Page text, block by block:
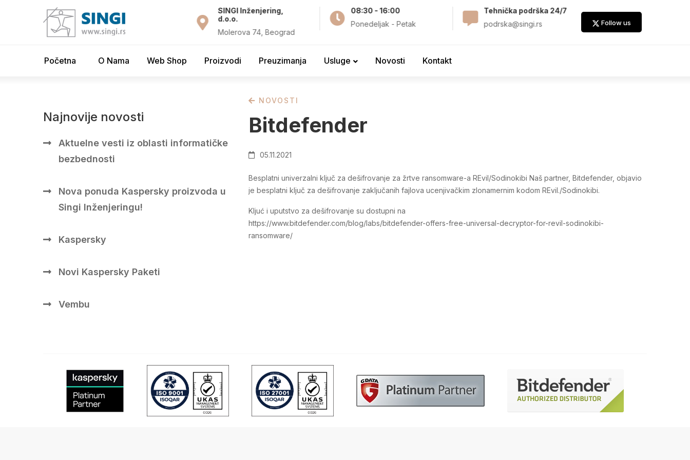
Služba prodaje
prodaja@singi.rs
SINGI Inženjering,
d.o.o.
Molerova 74, Beograd
08:30 - 16:00
Ponedeljak - Petak
Tehnička podrška 24/7
podrska@singi.rs
Služba prodaje
prodaja@singi.rs
Follow us
Početna O Nama Web Shop Proizvodi Preuzimanja Usluge Novosti Kontakt
Najnovije novosti
Aktuelne vesti iz oblasti informatičke
bezbednosti
Nova ponuda Kaspersky proizvoda u
Singi Inženjeringu!
Kaspersky
Novi Kaspersky Paketi
Vembu
NOVOSTI
Bitdefender
05.11.2021
Besplatni univerzalni ključ za dešifrovanje za žrtve ransomware-a REvil/Sodinokibi Naš partner, Bitdefender, objavio
je besplatni ključ za dešifrovanje zaključanih fajlova ucenjivačkim zlonamernim kodom REvil./Sodinokibi.
Kljuć i uputstvo za dešifrovanje su dostupni na
https://www.bitdefender.com/blog/labs/bitdefender-offers-free-universal-decryptor-for-revil-sodinokibi-
ransomware/